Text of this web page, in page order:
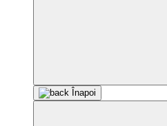
Înapoi